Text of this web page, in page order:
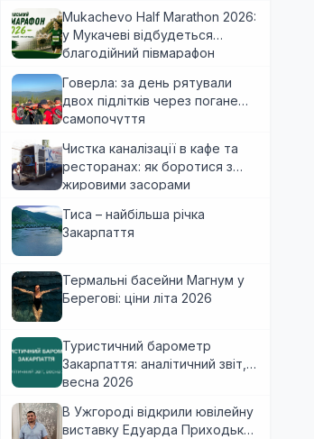
Mukachevo Half Marathon 2026:
у Мукачеві відбудеться
благодійний півмарафон
Говерла: за день рятували
двох підлітків через погане
самопочуття
Чистка каналізації в кафе та
ресторанах: як боротися з
жировими засорами
Тиса – найбільша річка
Закарпаття
Термальні басейни Магнум у
Берегові: ціни літа 2026
Туристичний барометр
Закарпаття: аналітичний звіт,
весна 2026
В Ужгороді відкрили ювілейну
виставку Едуарда Приходька